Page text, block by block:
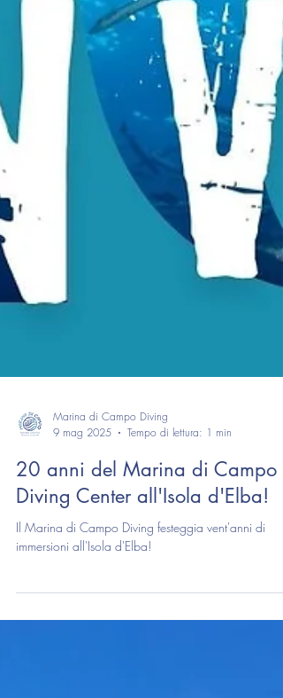
9 mag 2025
Tempo di lettura: 1 min
20 anni del Marina di Campo
Diving Center all'Isola d'Elba!